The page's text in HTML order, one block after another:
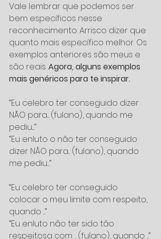
Vale lembrar que podemos ser
bem específicos nesse
reconhecimento. Arrisco dizer que
quanto mais específico melhor. Os
exemplos anteriores são meus e
são reais. Agora, alguns exemplos
mais genéricos para te inspirar.
“Eu celebro ter conseguido dizer
NÃO para... (fulano), quando me
pediu....”
“Eu enluto o não ter conseguido
dizer NÃO para... (fulano), quando
me pediu....”
“Eu celebro ter conseguido
colocar o meu limite com respeito,
quando ...”
“Eu enluto não ter sido tão
respeitosa com ... (fulano), quando ...”